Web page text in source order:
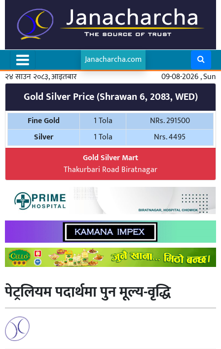
Janacharcha.com
२४ साउन २०८३, आइतबार
09-08-2026 , Sun
Gold Silver Price (Shrawan 6, 2083, WED)
Fine Gold 1 Tola
NRs. 291500
Silver
1 Tola
Nrs. 4495
Gold Silver Mart
Thakurbari Road Biratnagar
पेट्रलियम पदार्थमा पुन मूल्य-वृद्धि